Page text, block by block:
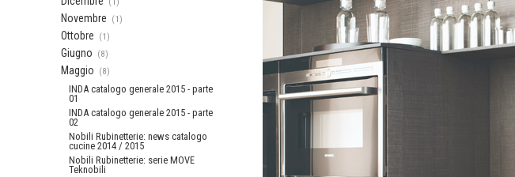
Novembre (1)
Ottobre (1)
Giugno (8)
Maggio (8)
INDA catalogo generale 2015 - parte
01
INDA catalogo generale 2015 - parte
02
Nobili Rubinetterie: news catalogo
cucine 2014 / 2015
Nobili Rubinetterie: serie MOVE
Teknobili